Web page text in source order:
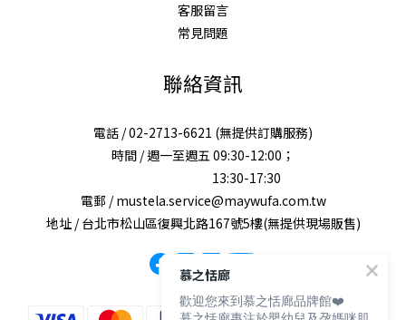
客服留言
常見問題
聯絡資訊
電話 / 02-2713-6621 (無提供訂購服務)
時間 / 週一至週五 09:30-12:00；
13:30-17:30
電郵 / mustela.service@maywufa.com.tw
地址 / 台北市松山區復興北路167號5樓(無提供現場販售)
慕之恬廊
歡迎您來到慕之恬廊品牌館❤️